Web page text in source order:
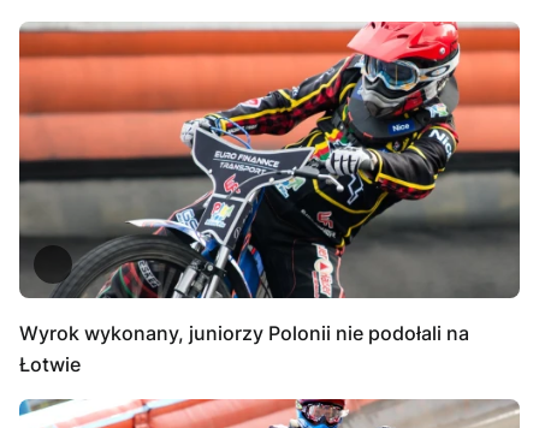
Wyrok wykonany, juniorzy Polonii nie podołali na
Łotwie